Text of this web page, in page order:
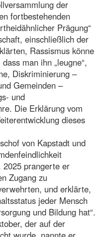
der
fortbestehenden
Prägung“
einschließlich der
Rassismus könne
man ihn „leugne“,
Diskriminierung –
Gemeinden –
und
Die Erklärung vom
dieses
von Kapstadt und
prangerte er
Zugang zu
und erklärte,
jeder Mensch
und Bildung hat“.
der auf der